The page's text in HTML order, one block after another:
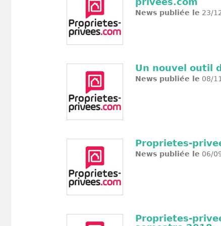
News publiée le 23/
Un nouvel outil
News publiée le 08/
Proprietes-
News publiée le 06/
Proprietes-